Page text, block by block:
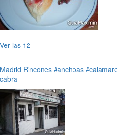
Ver las 12
Madrid Rincones #anchoas
cabra